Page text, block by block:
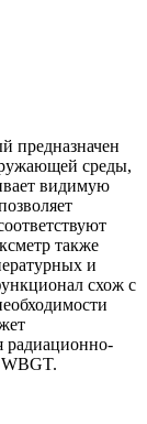
предназначен
среды,
видимую
также
и
схож с
радиационно-
WBGT.